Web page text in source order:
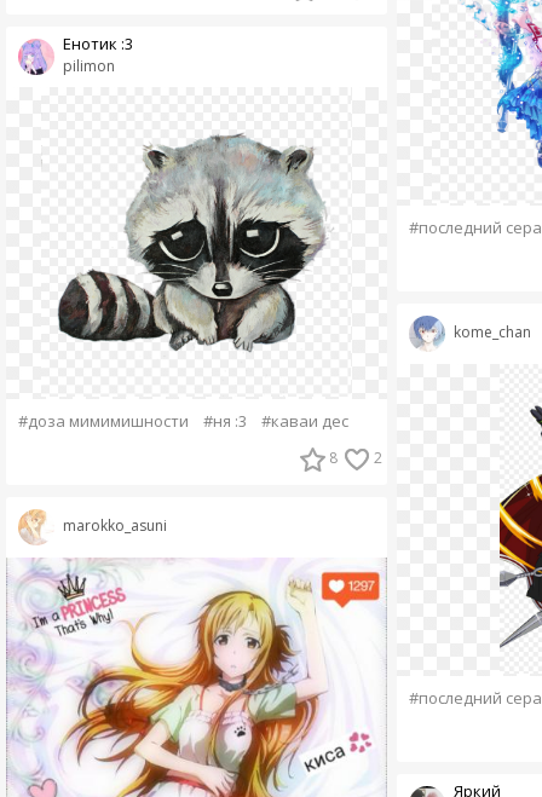
pilimon
Енотик :3
#доза мимимишности #ня :3 #каваи дес
8 2
marokko_asuni
#последний
kome_chan
#последний
Яркий